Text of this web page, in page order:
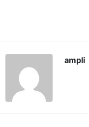
ampli